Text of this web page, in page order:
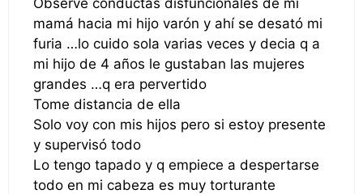
Observe conductas disfuncionales de mi
mamá hacia mi hijo varón y ahí se desató mi
furia …lo cuido sola varias veces y decia q a
mi hijo de 4 años le gustaban las mujeres
grandes …q era pervertido
Tome distancia de ella
Solo voy con mis hijos pero si estoy presente
y supervisó todo
Lo tengo tapado y q empiece a despertarse
todo en mi cabeza es muy torturante